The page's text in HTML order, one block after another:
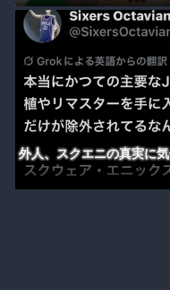
外人、スクエニの真実に気